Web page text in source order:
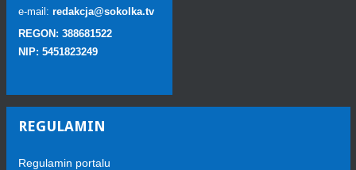
e-mail: redakcja@sokolka.tv
REGON: 388681522
NIP: 5451823249
REGULAMIN
Regulamin portalu